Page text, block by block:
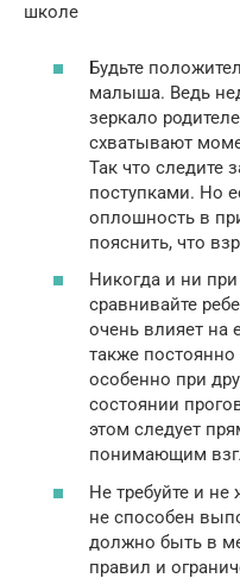
школе
Будьте
малыша. Ведь
зеркало
схватывают
Так что следите
поступками. Но
оплошность в
пояснить, что
Никогда и ни при
сравнивайте
очень влияет на
также постоянно
особенно при
состоянии
этом следует
понимающим
Не требуйте и не
не способен
должно быть в
правил и